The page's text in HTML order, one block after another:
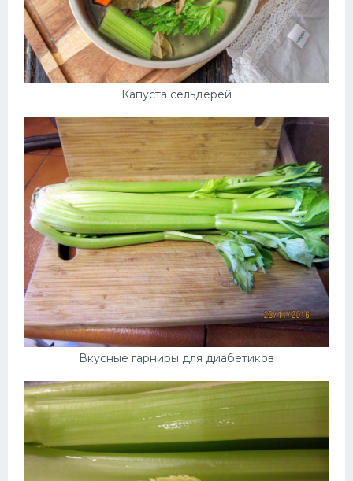
Капуста сельдерей
Вкусные гарниры для диабетиков